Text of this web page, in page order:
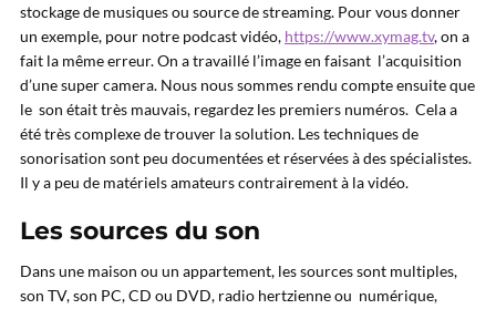
stockage de musiques ou source de streaming. Pour vous donner
un exemple, pour notre podcast vidéo, https://www.xymag.tv, on a
fait la même erreur. On a travaillé l’image en faisant l’acquisition
d’une super camera. Nous nous sommes rendu compte ensuite que
le son était très mauvais, regardez les premiers numéros. Cela a
été très complexe de trouver la solution. Les techniques de
sonorisation sont peu documentées et réservées à des spécialistes.
Il y a peu de matériels amateurs contrairement à la vidéo.
Les sources du son
Dans une maison ou un appartement, les sources sont multiples,
son TV, son PC, CD ou DVD, radio hertzienne ou numérique,